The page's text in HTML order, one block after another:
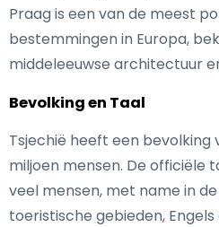
Praag is een van de meest
bestemmingen in Europa,
middeleeuwse architectuur
Bevolking en Taal
Tsjechië heeft een bevolking
miljoen mensen. De officiële
veel mensen, met name in
toeristische gebieden,